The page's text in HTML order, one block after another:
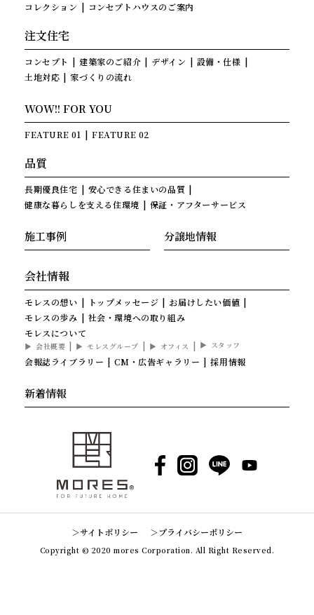
コレクション コンセプトハウスのご案内
注文住宅
コンセプト 建築家のご紹介 デザイン
設備・仕様
土地対応
家づくりの流れ
WOW!! FOR YOU
FEATURE 01 FEATURE 02
品質
長期優良住宅
安心できる住まいの品質
健康な暮らしを支える住環境
保証・アフターサービス
施工事例 分譲地情報
会社情報
モレスの想い トップメッセージ
お届けしたい価値
モレスの歩み
社会・環境への取り組み
モレスについて
会社概要 モレスグループ オフィス スタッフ
会報誌ライブラリー CM・広告ギャラリー 採用情報
新着情報
Facebook
Instagram
LINE YouTube
サイトポリシー プライバシーポリシー
Copyright © 2020 mores Corporation. All Right Reserved.